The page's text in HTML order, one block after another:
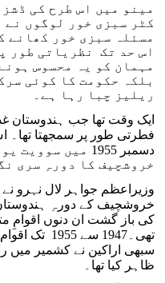
مینو میں اس طرح کی
کٹر سبزی خور لوگوں
مسئلہ سبزی خور کھانے
اس حد تک نظریاتی طور
مہمان کو یہ محسوس
بلکہ حکومت کا کوئی
ریلیز چبا رہا ہے۔
ایک وقت تھا جب ہندوستان
فطرتی طور پر سمجھتا
دسمبر 1955 میں
خروشچیف کا دورہِ سری
وزیراعظم جواہر لال نہرو نے
خروشچیف کے دورہِ
کی باز گشت ان دنوں اقوامِ
تھی۔1947
سبھی اراکین نے کشمیر میں
ظاہر کیا تھا۔